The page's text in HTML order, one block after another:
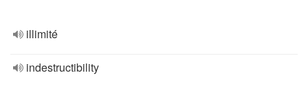
illimité
indestructibility